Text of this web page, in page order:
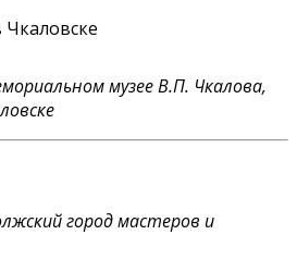
музее В.П. Чкалова,
город мастеров и